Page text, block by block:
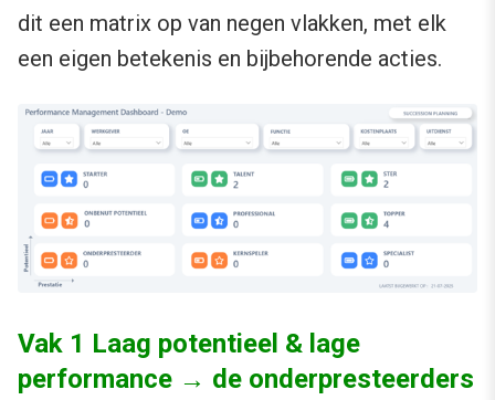
dit een matrix op van negen vlakken, met elk
een eigen betekenis en bijbehorende acties.
Vak 1 Laag potentieel & lage
performance → de onderpresteerders